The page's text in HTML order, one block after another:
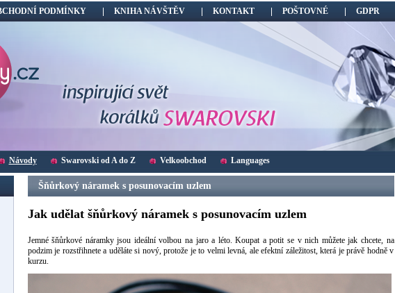
PODMÍNKY KNIHA NÁVŠTĚV KONTAKT POŠTOVNÉ GDPR
Návody Swarovski od A do Z Velkoobchod Languages
Šňůrkový náramek s posunovacím uzlem
Jak udělat šňůrkový náramek s posunovacím uzlem
Jemné šňůrkové náramky jsou ideální volbou na jaro a léto. Koupat a potit se v nich můžete jak chcete, na
podzim je rozstřihnete a uděláte si nový, protože je to velmi levná, ale efektní záležitost, která je právě hodně v
kurzu.